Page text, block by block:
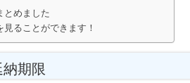
とめました
ることができます！
期限